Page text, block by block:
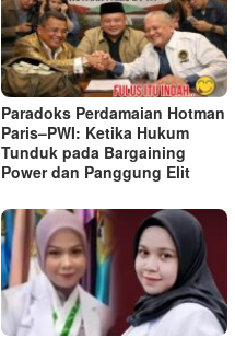
Paradoks Perdamaian Hotman
Paris–PWI: Ketika Hukum
Tunduk pada Bargaining
Power dan Panggung Elit